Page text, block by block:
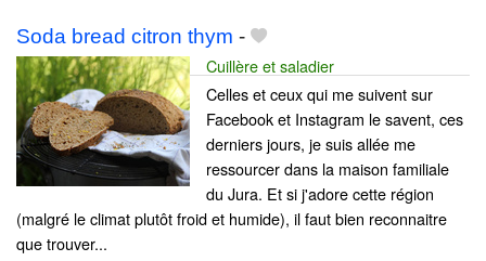
Soda bread citron thym -
Cuillère et saladier
Celles et ceux qui me suivent sur
Facebook et Instagram le savent, ces
derniers jours, je suis allée me
ressourcer dans la maison familiale
du Jura. Et si j'adore cette région
(malgré le climat plutôt froid et humide), il faut bien reconnaitre
que trouver...